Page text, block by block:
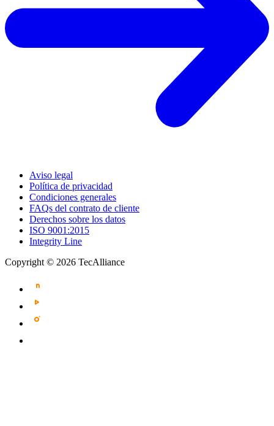
Aviso legal
Política de privacidad
Condiciones generales
FAQs del contrato de cliente
Derechos sobre los datos
ISO 9001:2015
Integrity Line
Copyright © 2026 TecAlliance